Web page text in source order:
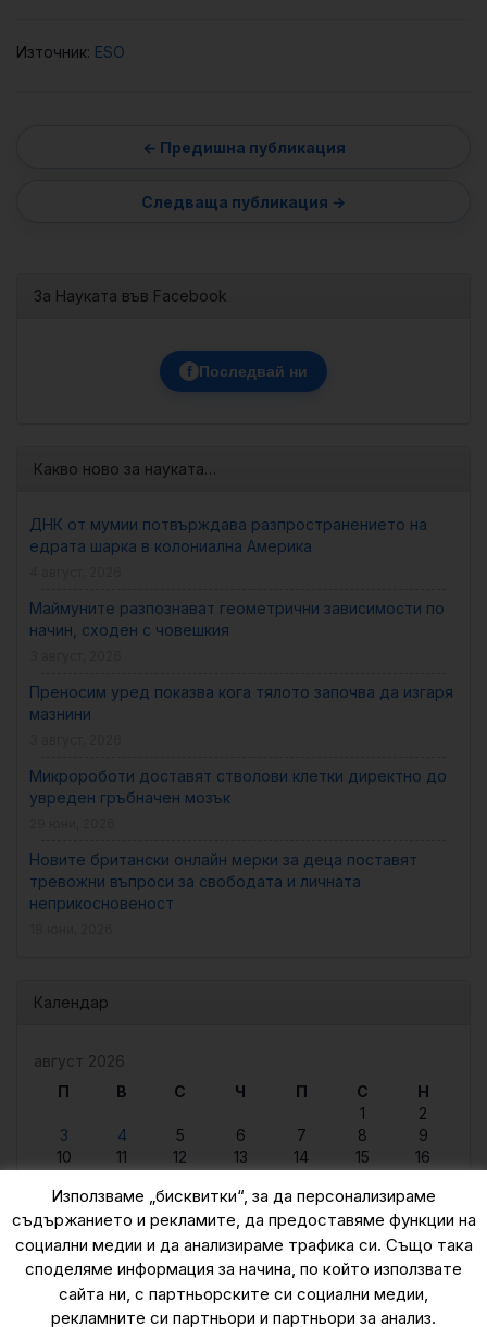
Източник: ESO
За Науката във Facebook
f Последвай ни
Какво ново за науката…
ДНК от мумии потвърждава разпространението на
едрата шарка в колониална Америка
Маймуните разпознават геометрични зависимости по
начин, сходен с човешкия
Преносим уред показва кога тялото започва да изгаря
мазнини
Микророботи доставят стволови клетки директно до
увреден гръбначен мозък
Новите британски онлайн мерки за деца поставят
тревожни въпроси за свободата и личната
неприкосновеност
Календар
август 2026
П
В С Ч П С
Н
1
2
3
4 5 6 7 8
9
10
11 12 13 14 15
16
24
25 26 27 28 29
30
31
« юни
Използваме „бисквитки“, за да персонализираме
съдържанието и рекламите, да предоставяме функции на
социални медии и да анализираме трафика си. Също така
споделяме информация за начина, по който използвате
сайта ни, с партньорските си социални медии,
рекламните си партньори и партньори за анализ.